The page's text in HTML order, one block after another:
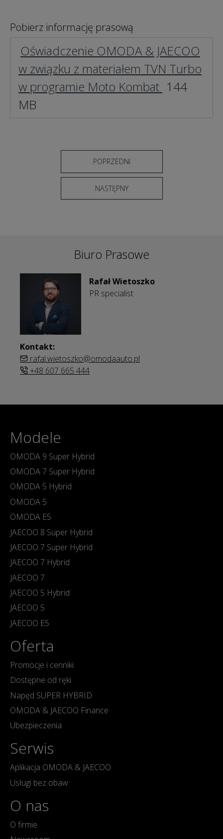
Pobierz informację prasową
Oświadczenie OMODA & JAECOO
w związku z materiałem TVN Turbo
w programie Moto Kombat 144
MB
POPRZEDNI
NASTĘPNY
Biuro Prasowe
Rafał Wietoszko
PR specialist
Kontakt:
rafal.wietoszko@omodaauto.pl
+48 607 665 444
Modele
OMODA 9 Super Hybrid
OMODA 7 Super Hybrid
OMODA 5 Hybrid
OMODA 5
OMODA E5
JAECOO 8 Super Hybrid
JAECOO 7 Super Hybrid
JAECOO 7 Hybrid
JAECOO 7
JAECOO 5 Hybrid
JAECOO 5
JAECOO E5
Oferta
Promocje i cenniki
Dostępne od ręki
Napęd SUPER HYBRID
OMODA & JAECOO Finance
Ubezpieczenia
Serwis
Aplikacja OMODA & JAECOO
Usługi bez obaw
O nas
O firmie